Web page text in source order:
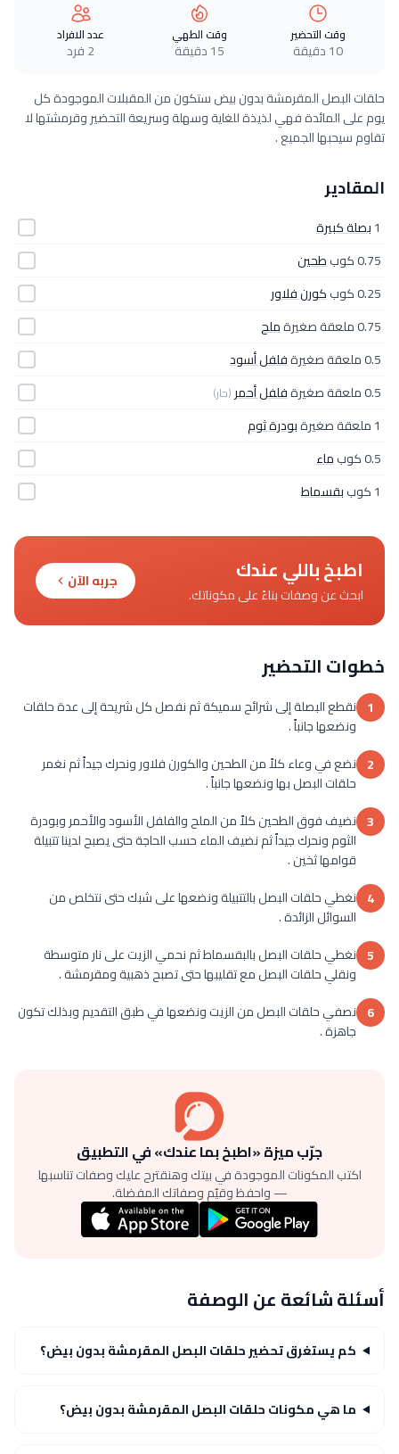
وقت التحضير
10 دقيقة
وقت الطهي
15 دقيقة
عدد الافراد
2 فرد
حلقات البصل المقرمشة بدون بيض ستكون من المقبلات الموجودة كل
يوم على المائدة فهي لذيذة للغاية وسهلة وسريعة التحضير وقرمشتها لا
تقاوم سيحبها الجميع .
المقادير
1بصلة كبيرة
0.75 كوب
طحين
0.25 كوب
كورن فلاور
0.75 ملعقة صغيرة
ملح
0.5 ملعقة صغيرة
فلفل أسود
0.5 ملعقة صغيرة
فلفل أحمر (حار)
1 ملعقة صغيرة
بودرة ثوم
0.5 كوب
ماء
1 كوب
بقسماط
اطبخ باللي عندك
ابحث عن وصفات بناءً على مكوناتك.
جربه الآن
خطوات التحضير
1 نقطع البصلة إلى شرائح سميكة ثم نفصل كل شريحة إلى عدة حلقات
ونضعها جانباً .
2 نضع في وعاء كلاً من الطحين والكورن فلاور ونحرك جيداً ثم نغمر
حلقات البصل بها ونضعها جانباً .
3 نضيف فوق الطحين كلاً من الملح والفلفل الأسود والأحمر وبودرة
الثوم ونحرك جيداً ثم نضيف الماء حسب الحاجة حتى يصبح لدينا تتبيلة
قوامها ثخين .
4 نغطي حلقات البصل بالتتبيلة ونضعها على شبك حتى نتخلص من
السوائل الزائدة .
5 نغطي حلقات البصل بالبقسماط ثم نحمي الزيت على نار متوسطة
ونقلي حلقات البصل مع تقليبها حتى تصبح ذهبية ومقرمشة .
6 نصفي حلقات البصل من الزيت ونضعها في طبق التقديم وبذلك تكون
جاهزة .
جرّب ميزة «اطبخ بما عندك» في التطبيق
اكتب المكونات الموجودة في بيتك وهنقترح عليك وصفات تناسبها
— واحفظ وقيّم وصفاتك المفضلة.
أسئلة شائعة عن الوصفة
كم يستغرق تحضير حلقات البصل المقرمشة بدون بيض؟
ما هي مكونات حلقات البصل المقرمشة بدون بيض؟